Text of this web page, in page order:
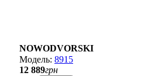
NOWODVORSKI
8915
12 889грн